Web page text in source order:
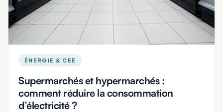
ÉNERGIE & CEE
Supermarchés et hypermarchés :
comment réduire la consommation
d’électricité ?